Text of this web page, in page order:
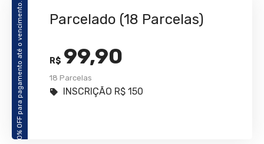
10% OFF para pagamento até o vencimento. Parcelado (18 Parcelas)
R$ 99,90
18 Parcelas
INSCRIÇÃO R$ 150